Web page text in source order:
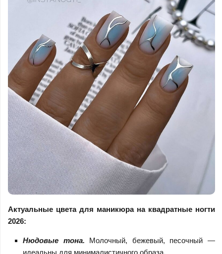
Актуальные цвета для маникюра на квадратные ногти
2026:
Нюдовые тона. Молочный, бежевый, песочный —